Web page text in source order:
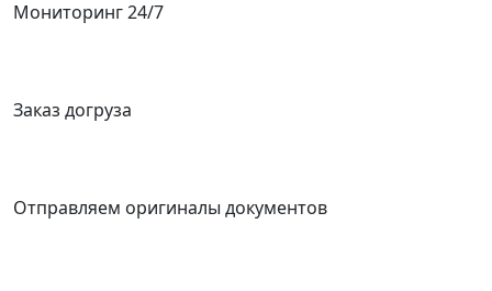
Мониторинг 24/7
Заказ догруза
Отправляем оригиналы документов